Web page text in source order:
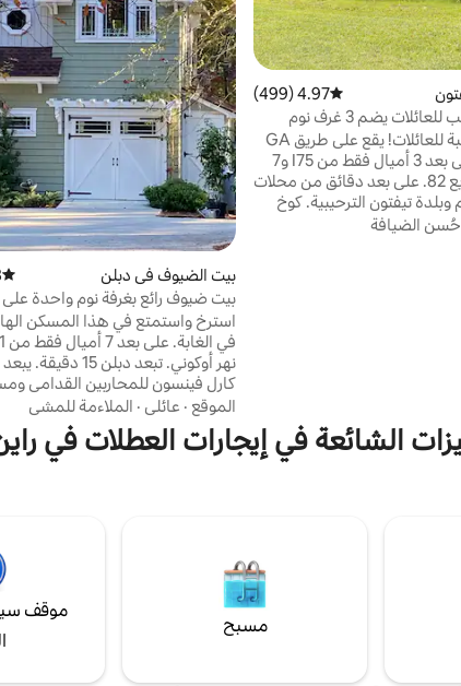
متوسط التقييم 4.97 من 5، 499 مراجعات
4.97 (499)
يضم 3 غرف نوم
3 غرف نوم مناسبة للعائلات! يقع على طريق GA
السريع 125N على بعد 3 أميال فقط من I75 و7
من الطريق السريع 82. على بعد دقائق من محلات
وبلدة تيفتون الترحيبية. كوخ
الدافئ! يبلغ مساحتهحُسن الضيافة
بيت الضيوف في دبلن
بيت ضيوف رائع بغرفة نوم واحدة على
استرخ واستمتع في هذا المسكن
نهر أوكوني. تبعد دبلن
كارل فينسون للمحاربين القدامى
دقيقة. غرفة نوم كبيرة جدًا بسرير
وشقة علوية.
الأقل وطفلين صغيرين. مطبخ كامل مع
الموقع · عائلي · الملاءمة للمشي
الشائعة في إيجارات العطلات في
مسبح
موقف